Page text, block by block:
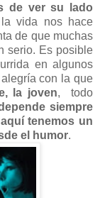
de ver su lado
vida nos hace
de que muchas
serio. Es posible
en algunos
con la que
la joven, todo
siempre
tenemos un
el humor.